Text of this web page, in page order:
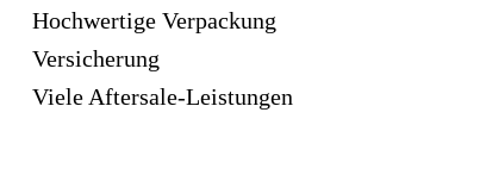
Hochwertige Verpackung
Versicherung
Viele Aftersale-Leistungen